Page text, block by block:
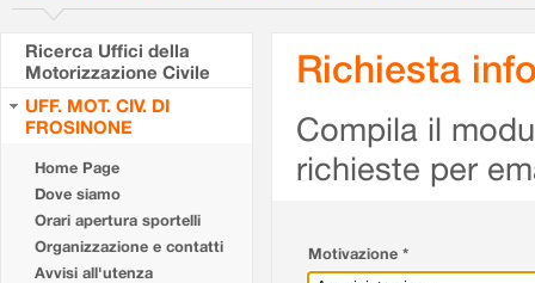
Ricerca Uffici della
Motorizzazione Civile
UFF. MOT. CIV. DI
FROSINONE
Home Page
Dove siamo
Orari apertura sportelli
Organizzazione e contatti
Avvisi all'utenza
Richiesta
Compila il
richieste per
Motivazione *